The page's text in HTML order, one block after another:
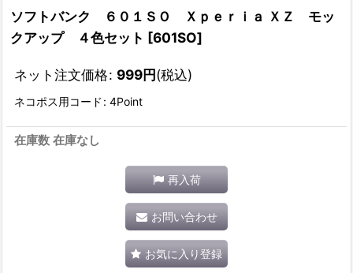
ソフトバンク ６０１ＳＯ Ｘｐｅｒｉａ ＸＺ モッ
クアップ ４色セット [601SO]
ネット注文価格: 999円(税込)
ネコポス用コード : 4Point
在庫数 在庫なし
再入荷
お問い合わせ
お気に入り登録